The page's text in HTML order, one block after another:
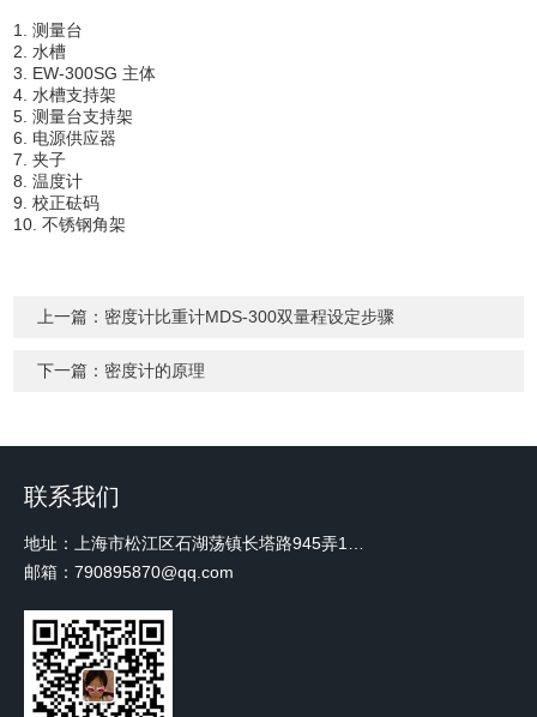
1. 测量台
2. 水槽
3. EW-300SG 主体
4. 水槽支持架
5. 测量台支持架
6. 电源供应器
7. 夹子
8. 温度计
9. 校正砝码
10. 不锈钢角架
上一篇： 密度计比重计MDS-300双量程设定步骤
下一篇： 密度计的原理
联系我们
邮箱：790895870@qq.com